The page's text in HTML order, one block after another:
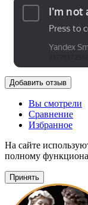
Добавить отзыв
Вы смотрели
Сравнение
Избранное
На сайте
полному
Принять